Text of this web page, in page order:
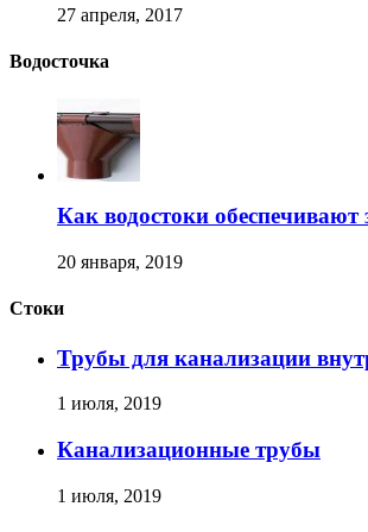
27 апреля, 2017
Водосточка
Как водостоки
20 января, 2019
Стоки
Трубы для канализации
1 июля, 2019
Канализационные трубы
1 июля, 2019